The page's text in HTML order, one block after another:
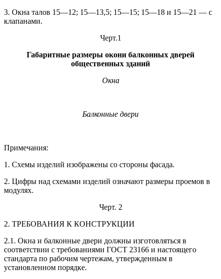
3. Окна талов 15—12; 15—13,5; 15—15; 15—18 и 15—21 — с
клапанами.
Черт.1
Габаритные размеры окони балконных дверей
общественных зданий
Окна
Балконные двери
Примечания:
1. Схемы изделий изображены со стороны фасада.
2. Цифры над схемами изделий означают размеры проемов в
модулях.
Черт. 2
2. ТРЕБОВАНИЯ К КОНСТРУКЦИИ
2.1. Окна и балконные двери должны изготовляться в
соответствии с требованиями ГОСТ 23166 и настоящего
стандарта по рабочим чертежам, утвержденным в
установленном порядке.